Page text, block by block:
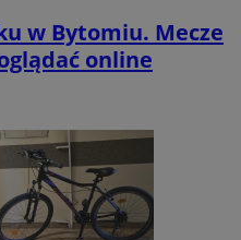
w Bytomiu. Mecze
online